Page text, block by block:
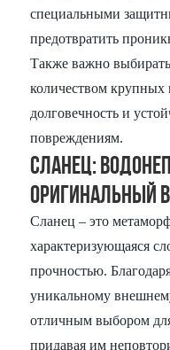
специальными
предотвратить
Также важно
количеством крупных
долговечность и
повреждениям.
Сланец:
оригинальный
Сланец – это
характеризующаяся
прочностью.
уникальному
отличным выбором
придавая им